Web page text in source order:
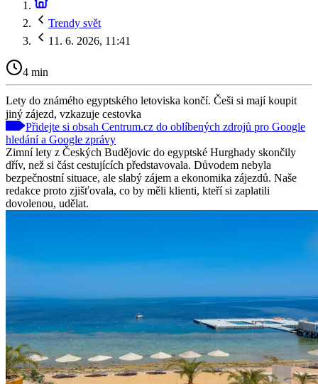
Trendy svět
11. 6. 2026, 11:41
4 min
Lety do známého egyptského letoviska končí. Češi si mají koupit
jiný zájezd, vzkazuje cestovka
Přidejte si obsah Centrum.cz do oblíbených zdrojů pro Google
hledání a Google zprávy
Zimní lety z Českých Budějovic do egyptské Hurghady skončily
dřív, než si část cestujících představovala. Důvodem nebyla
bezpečnostní situace, ale slabý zájem a ekonomika zájezdů. Naše
redakce proto zjišťovala, co by měli klienti, kteří si zaplatili
dovolenou, udělat.